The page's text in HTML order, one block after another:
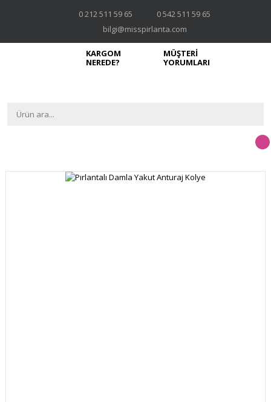
0 212 511 59 65
0 542 511 59 65
bilgi@misspirlanta.com
KARGOM
NEREDE?
MÜŞTERİ
YORUMLARI